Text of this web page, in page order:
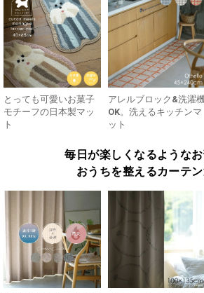
とっても可愛いお菓子
モチーフの日本製マッ
ト
アレルブロック&洗濯
OK。洗えるキッチンマ
ット
毎日が楽しくなるようなお
おうちを整えるカーテン